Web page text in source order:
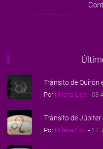
Tránsito de Quirón
Por Milena Llop - 03
Tránsito de Júpiter
Por Milena Llop - 17